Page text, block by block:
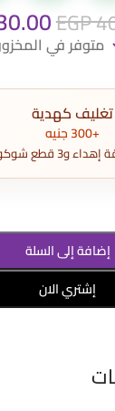
EGP
تغليف كهدية
+300 جنيه
وشنطة كرافت.
إضافة إلى السلة
إشتري الان